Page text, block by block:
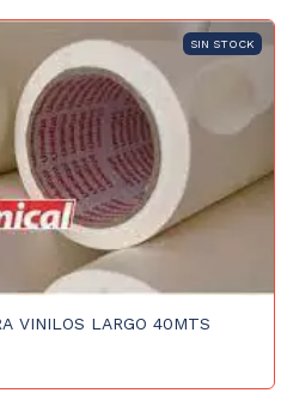
SIN STOCK
VINILOS LARGO 40MTS